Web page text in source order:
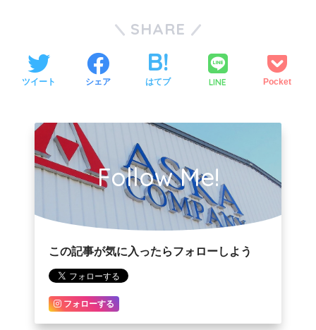
SHARE
ツイート シェア はてブ LINE Pocket
Follow Me!
この記事が気に入ったらフォローしよう
フォローする